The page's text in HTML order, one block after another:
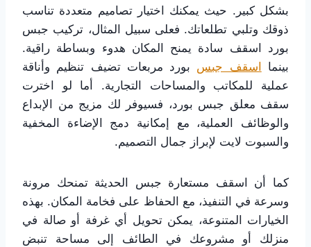
بشكل كبير. حيث يمكنك اختيار تصاميم متعددة تناسب
ذوقك وتلبي تطلعاتك. فعلى سبيل المثال، تركيب جبس
بورد اسقف سادة يمنح المكان هدوء وبساطة راقية.
بينما
اسقف جبس بورد مربعات تضيف تنظيم وأناقة
عملية للمكاتب والمساحات التجارية. أما لو اخترت
سقف معلق جبس بورد، فسيوفر لك مزيج من الإبداع
والوظائف العملية، مع إمكانية دمج الإضاءة المخفية
والسبوت لايت لإبراز جمال التصميم.
كما أن اسقف مستعارة جبس الحديثة تمنحك مرونة
وسرعة في التنفيذ، مع الحفاظ على فخامة المكان. بهذه
الخيارات المتنوعة، يمكن تحويل أي غرفة أو صالة في
منزلك أو مشروعك في الطائف إلى مساحة تنبض